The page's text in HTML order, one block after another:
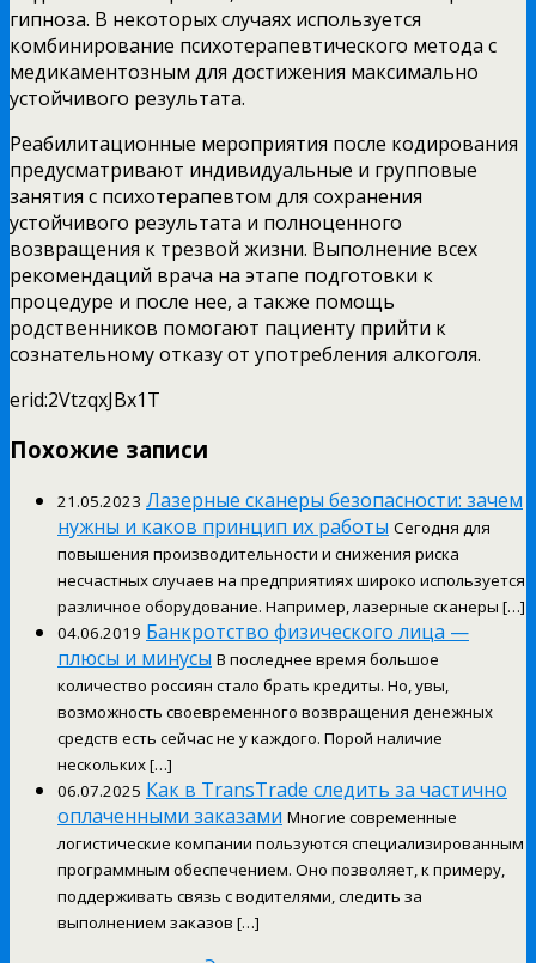
гипноза. В некоторых случаях используется
комбинирование психотерапевтического метода с
медикаментозным для достижения максимально
устойчивого результата.
Реабилитационные мероприятия после кодирования
предусматривают индивидуальные и групповые
занятия с психотерапевтом для сохранения
устойчивого результата и полноценного
возвращения к трезвой жизни. Выполнение всех
рекомендаций врача на этапе подготовки к
процедуре и после нее, а также помощь
родственников помогают пациенту прийти к
сознательному отказу от употребления алкоголя.
erid:2VtzqxJBx1T
Похожие записи
21.05.2023 Лазерные сканеры безопасности: зачем
нужны и каков принцип их работы Сегодня для
повышения производительности и снижения риска
несчастных случаев на предприятиях широко используется
различное оборудование. Например, лазерные сканеры […]
04.06.2019 Банкротство физического лица —
плюсы и минусы В последнее время большое
количество россиян стало брать кредиты. Но, увы,
возможность своевременного возвращения денежных
средств есть сейчас не у каждого. Порой наличие
нескольких […]
06.07.2025 Как в TransTrade следить за частично
оплаченными заказами Многие современные
логистические компании пользуются специализированным
программным обеспечением. Оно позволяет, к примеру,
поддерживать связь с водителями, следить за
выполнением заказов […]